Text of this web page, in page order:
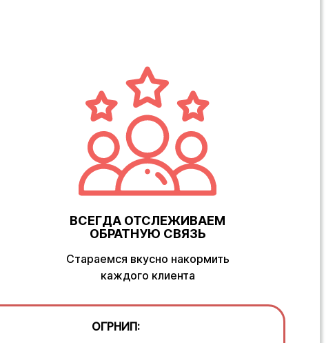
ВСЕГДА ОТСЛЕЖИВАЕМ
ОБРАТНУЮ СВЯЗЬ
Стараемся вкусно накормить
каждого клиента
ОГРНИП: